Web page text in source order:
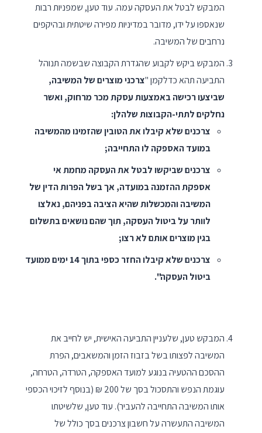
המבקש לבטל את העסקה עמה. עוד טען, שמפניות רבות
שנאספו על ידו, מדובר במדיניות מפירה שיטתית ובהיקפים
נרחבים של המשיבה.
המבקש ביקש לקבוע שהגדרת הקבוצה שבשמה תנוהל
התביעה תהא כדלקמן "צרכני מוצרים של המשיבה,
שביצעו רכישה באמצעות עסקת מכר מרחוק, ואשר
נחלקים לתתי-הקבוצות שלהלן:
צרכנים שלא קיבלו את הטובין שהזמינו מהמשיבה
במועד האספקה לו התחייבה;
צרכנים שביקשו לבטל את העסקה מחמת אי
אספקת ההזמנה במועדה, אך בשל הפרות הדין של
המשיבה והמכשלות שהיא הציבה בפניהם, נאלצו
לוותר על ביטול העסקה, תוך שהם נושאים בתשלום
בגין מוצרים אותם לא רצו;
צרכנים שלא קיבלו החזר כספי בתוך 14 ימים ממועד
ביטול העסקה".
המבקש טען, שלעניין התביעה האישית, יש לחייב את
המשיבה לפצותו בשל בזבוז הזמן והמשאבים, הפרת
ההסכם ההטעיה בנוגע למועד האספקה, הטרדה, הטרחה,
עוגמת הנפש והתסכול בסך של 200 ₪ (בנוסף לזיכוי הכספי
אותו המשיבה התחייבה להעביר). עוד טען, שלשיטתו
המשיבה התעשרה על חשבון צרכנים בסך כולל של